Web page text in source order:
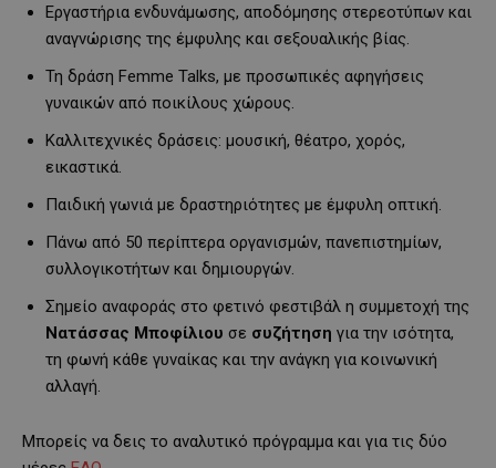
Εργαστήρια ενδυνάμωσης, αποδόμησης στερεοτύπων και
αναγνώρισης της έμφυλης και σεξουαλικής βίας.
Τη δράση Femme Talks, με προσωπικές αφηγήσεις
γυναικών από ποικίλους χώρους.
Καλλιτεχνικές δράσεις: μουσική, θέατρο, χορός,
εικαστικά.
Παιδική γωνιά με δραστηριότητες με έμφυλη οπτική.
Πάνω από 50 περίπτερα οργανισμών, πανεπιστημίων,
συλλογικοτήτων και δημιουργών.
Σημείο αναφοράς στο φετινό φεστιβάλ η συμμετοχή της
Νατάσσας Μποφίλιου σε συζήτηση για την ισότητα,
τη φωνή κάθε γυναίκας και την ανάγκη για κοινωνική
αλλαγή.
Μπορείς να δεις το αναλυτικό πρόγραμμα και για τις δύο